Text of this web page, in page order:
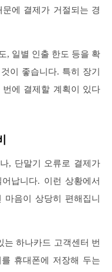
에 결제가 거절되는 경
, 일별 인출 한도 등을 확
이 좋습니다. 특히 장기
에 결제할 계획이 있다
, 단말기 오류로 결제가
납니다. 이런 상황에서
음이 상당히 편해집니
는 하나카드 고객센터 번
휴대폰에 저장해 두는